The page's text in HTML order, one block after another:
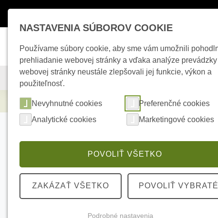
KAMEROVÉ SYSTÉMY ZABEZPEČOVACIE SYSTÉMY
Kamerové systémy HIKVISION DS-
NASTAVENIA SÚBOROV COOKIE
Používame súbory cookie, aby sme vám umožnili
prehliadanie webovej stránky a vďaka analýze prevádzky
webovej stránky neustále zlepšovali jej funkcie, výkon a
použiteľnosť.
Nevyhnutné cookies
Preferenčné cookies
Analytické cookies
Marketingové cookies
POVOLIŤ VŠETKO
ZAKÁZAŤ VŠETKO POVOLIŤ VYBRATÉ
Podrobné nastavenia